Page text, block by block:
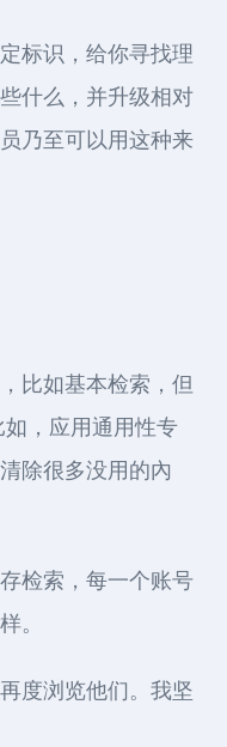
标识，给你寻找理
什么，并升级相对
乃至可以用这种来
比如基本检索，但
，应用通用性专
除很多没用的內
检索，每一个账号
。
度浏览他们。我坚